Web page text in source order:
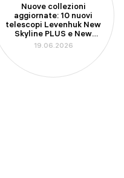
Nuove collezioni
aggiornate: 10 nuovi
telescopi Levenhuk New
Skyline PLUS e New
Skyline PRO
19.06.2026